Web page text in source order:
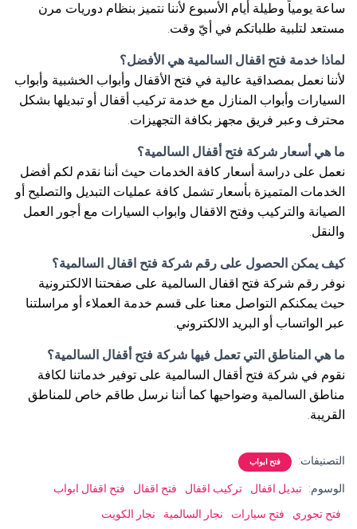
ساعة يومياً وطيلة أيام الأسبوع لأننا نتميز بنظام دوريات مرن
مستعد لتلبية طلباتكم في أيّ وقت.
لماذا خدمة فتح اقفال السالمية هي الأفضل؟
لأننا نعمل بمصداقية عالية في فتح الأقفال وأبواب الخشبية وأبواب
السيارات وأبواب المنازل مع خدمة تركيب أقفال أو تبديلها بشكل
محترف وعبر فريق مجهز بكافة التجهيزات.
ما هي أسعار شركة فتح أقفال السالمية؟
نعمل على دراسة أسعار كافة الخدمات حيث أننا نقدم لكم أفضل
الخدمات المتميزة بأسعار تشمل كافة عمليات التبديل والتصليح أو
الصيانة والتركيب وفتح الاقفال وابواب السيارات مع أجور العمل
والنقل.
كيف يمكن الحصول على رقم شركة فتح اقفال السالمية؟
نوفر رقم شركة فتح اقفال السالمية على صفحتنا الالكترونية
حيث يمكنكم التواصل معنا على قسم خدمة العملاء أو مراسلتنا
عبر الواتساب أو البريد الالكتروني.
ما هي المناطق التي تعمل فيها شركة فتح أقفال السالمية؟
نقوم في شركة فتح أقفال السالمية على توفير خدماتنا لكافة
مناطق السالمية وضواحيها كما أننا نرسل طاقم خاص للمناطق
القريبة.
التصنيفات: فتح ابواب
الوسوم: تبديل اقفال تركيب اقفال فتح اقفال
فتح اقفال ابواب
فتح تجوري
فتح سيارات نجار السالمية نجار الكويت